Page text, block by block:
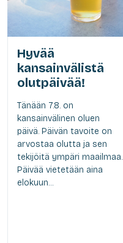
Hyvää
kansainvälistä
olutpäivää!
Tänään 7.8. on
kansainvälinen oluen
päivä. Päivän tavoite on
arvostaa olutta ja sen
tekijöitä ympäri maailmaa.
Päivää vietetään aina
elokuun...